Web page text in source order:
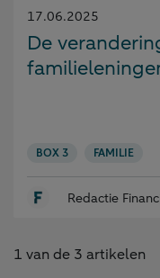
Gepubliceerd
op:
17.06.2025
De
BOX 3 FAMILIE
Redactie
1 van de 3 artikelen